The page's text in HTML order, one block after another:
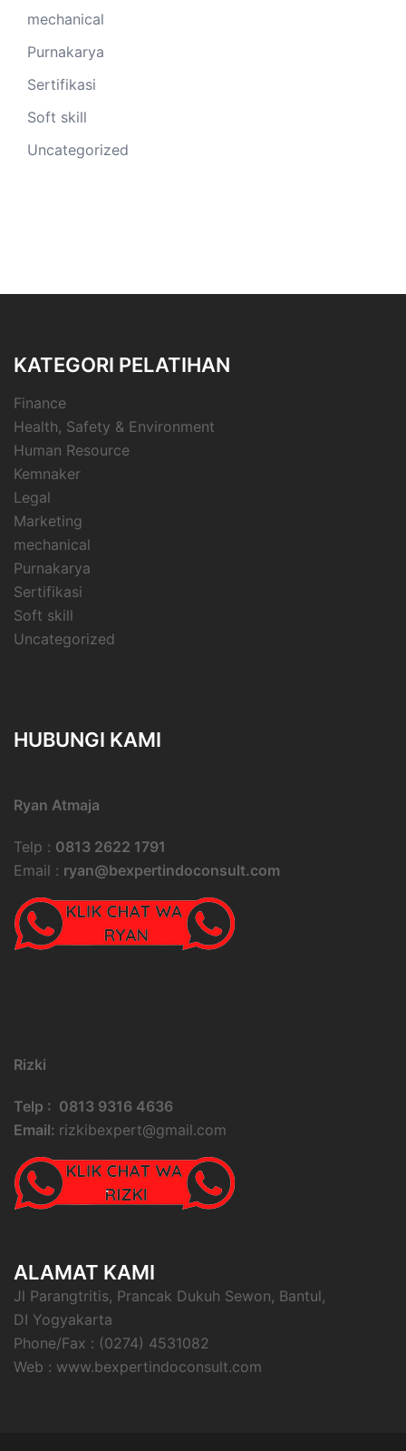
mechanical
Purnakarya
Sertifikasi
Soft skill
Uncategorized
KATEGORI PELATIHAN
Finance
Health, Safety & Environment
Human Resource
Kemnaker
Legal
Marketing
mechanical
Purnakarya
Sertifikasi
Soft skill
Uncategorized
HUBUNGI KAMI
Ryan Atmaja
Telp : 0813 2622 1791
Email : ryan@bexpertindoconsult.com
Rizki
Telp : 0813 9316 4636
Email: rizkibexpert@gmail.com
ALAMAT KAMI
Jl Parangtritis, Prancak Dukuh Sewon, Bantul,
DI Yogyakarta
Phone/Fax : (0274) 4531082
Web : www.bexpertindoconsult.com